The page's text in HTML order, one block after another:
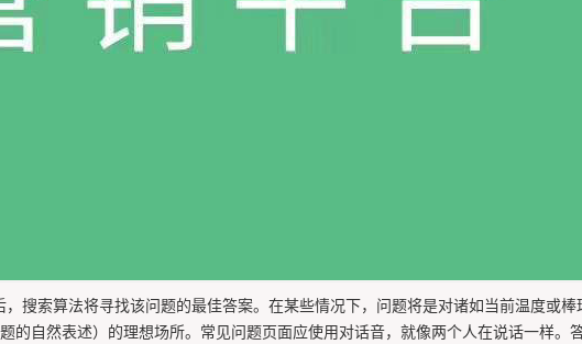
搜索算法将寻找该问题的最佳答案。在某些情况下，问题将是对诸如当前温度或
的自然表述）的理想场所。常见问题页面应使用对话音，就像两个人在说话一样。